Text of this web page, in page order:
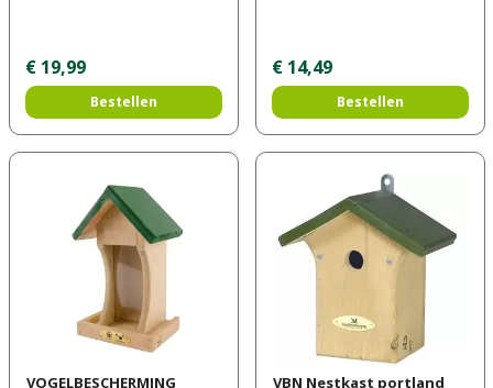
€ 19,99
Bestellen
€ 14,49
Bestellen
VOGELBESCHERMING
VBN Nestkast portland